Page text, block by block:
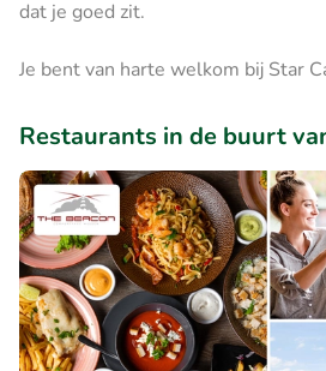
dat je goed zit.
Je bent van harte welkom bij Star
Restaurants in de buurt